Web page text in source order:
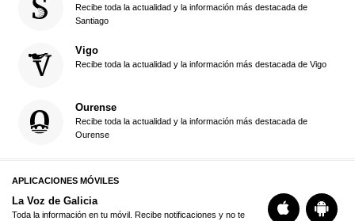
Recibe toda la actualidad y la información más destacada de
Santiago
Vigo
Recibe toda la actualidad y la información más destacada de Vigo
Ourense
Recibe toda la actualidad y la información más destacada de
Ourense
APLICACIONES MÓVILES
La Voz de Galicia
Toda la información en tu móvil. Recibe notificaciones y no te